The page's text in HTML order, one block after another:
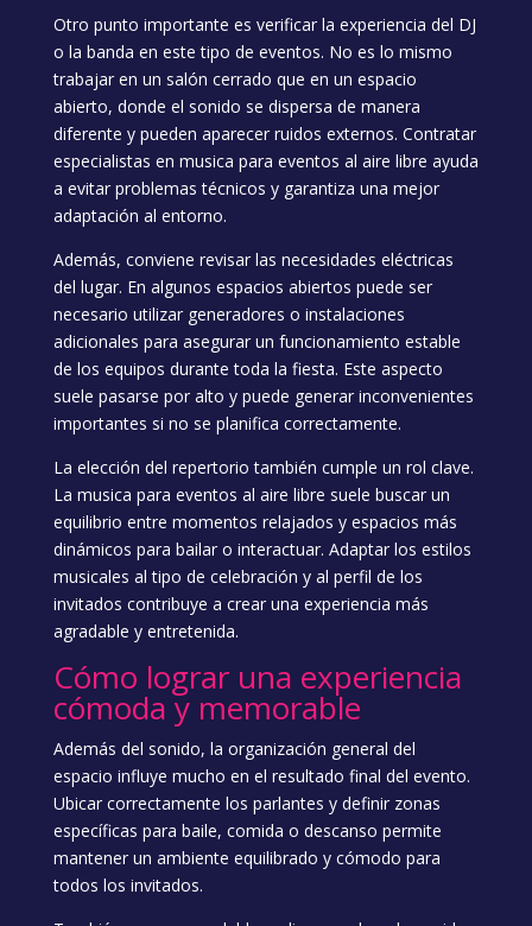
Otro punto importante es verificar la experiencia del DJ
o la banda en este tipo de eventos. No es lo mismo
trabajar en un salón cerrado que en un espacio
abierto, donde el sonido se dispersa de manera
diferente y pueden aparecer ruidos externos. Contratar
especialistas en musica para eventos al aire libre ayuda
a evitar problemas técnicos y garantiza una mejor
adaptación al entorno.
Además, conviene revisar las necesidades eléctricas
del lugar. En algunos espacios abiertos puede ser
necesario utilizar generadores o instalaciones
adicionales para asegurar un funcionamiento estable
de los equipos durante toda la fiesta. Este aspecto
suele pasarse por alto y puede generar inconvenientes
importantes si no se planifica correctamente.
La elección del repertorio también cumple un rol clave.
La musica para eventos al aire libre suele buscar un
equilibrio entre momentos relajados y espacios más
dinámicos para bailar o interactuar. Adaptar los estilos
musicales al tipo de celebración y al perfil de los
invitados contribuye a crear una experiencia más
agradable y entretenida.
Cómo lograr una experiencia
cómoda y memorable
Además del sonido, la organización general del
espacio influye mucho en el resultado final del evento.
Ubicar correctamente los parlantes y definir zonas
específicas para baile, comida o descanso permite
mantener un ambiente equilibrado y cómodo para
todos los invitados.